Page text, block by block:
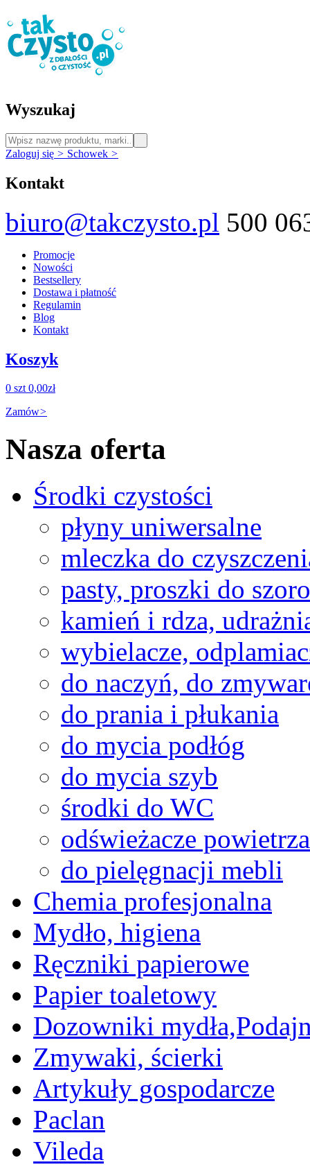
Wyszukaj
Zaloguj się > Schowek >
Kontakt
biuro@takczysto.pl 500
Promocje
Nowości
Bestsellery
Dostawa i płatność
Regulamin
Blog
Kontakt
Koszyk
0 szt0,00zł
Zamów>
Nasza oferta
Środki czystości
płyny uniwersalne
mleczka do
pasty, proszki do
kamień i rdza,
wybielacze,
do naczyń, do
do prania i płukania
do mycia podłóg
do mycia szyb
środki do WC
odświeżacze powietrza
do pielęgnacji mebli
Chemia profesjonalna
Mydło, higiena
Ręczniki papierowe
Papier toaletowy
Dozowniki
Zmywaki, ścierki
Artykuły gospodarcze
Paclan
Vileda